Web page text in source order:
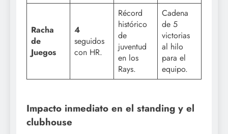
Racha
de
Juegos
4
seguidos
con HR.
Récord
histórico
de
juventud
en los
Rays.
Cadena
de 5
victorias
al hilo
para el
equipo.
Impacto inmediato en el standing y el
clubhouse